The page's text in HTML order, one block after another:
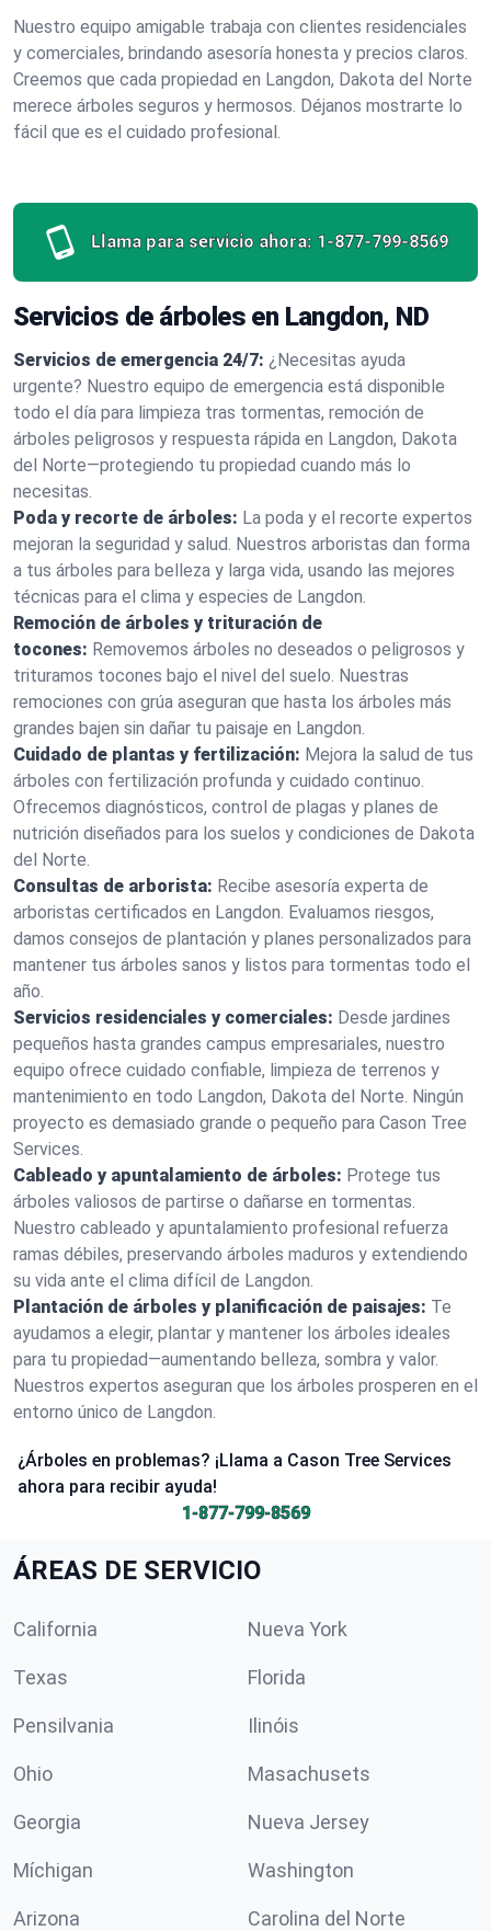
Nuestro equipo amigable trabaja con clientes residenciales
y comerciales, brindando asesoría honesta y precios claros.
Creemos que cada propiedad en Langdon, Dakota del Norte
merece árboles seguros y hermosos. Déjanos mostrarte lo
fácil que es el cuidado profesional.
Llama para servicio ahora: 1-877-799-8569
Servicios de árboles en Langdon, ND
Servicios de emergencia 24/7: ¿Necesitas ayuda
urgente? Nuestro equipo de emergencia está disponible
todo el día para limpieza tras tormentas, remoción de
árboles peligrosos y respuesta rápida en Langdon, Dakota
del Norte—protegiendo tu propiedad cuando más lo
necesitas.
Poda y recorte de árboles: La poda y el recorte expertos
mejoran la seguridad y salud. Nuestros arboristas dan forma
a tus árboles para belleza y larga vida, usando las mejores
técnicas para el clima y especies de Langdon.
Remoción de árboles y trituración de
tocones: Removemos árboles no deseados o peligrosos y
trituramos tocones bajo el nivel del suelo. Nuestras
remociones con grúa aseguran que hasta los árboles más
grandes bajen sin dañar tu paisaje en Langdon.
Cuidado de plantas y fertilización: Mejora la salud de tus
árboles con fertilización profunda y cuidado continuo.
Ofrecemos diagnósticos, control de plagas y planes de
nutrición diseñados para los suelos y condiciones de Dakota
del Norte.
Consultas de arborista: Recibe asesoría experta de
arboristas certificados en Langdon. Evaluamos riesgos,
damos consejos de plantación y planes personalizados para
mantener tus árboles sanos y listos para tormentas todo el
año.
Servicios residenciales y comerciales: Desde jardines
pequeños hasta grandes campus empresariales, nuestro
equipo ofrece cuidado confiable, limpieza de terrenos y
mantenimiento en todo Langdon, Dakota del Norte. Ningún
proyecto es demasiado grande o pequeño para Cason Tree
Services.
Cableado y apuntalamiento de árboles: Protege tus
árboles valiosos de partirse o dañarse en tormentas.
Nuestro cableado y apuntalamiento profesional refuerza
ramas débiles, preservando árboles maduros y extendiendo
su vida ante el clima difícil de Langdon.
Plantación de árboles y planificación de paisajes: Te
ayudamos a elegir, plantar y mantener los árboles ideales
para tu propiedad—aumentando belleza, sombra y valor.
Nuestros expertos aseguran que los árboles prosperen en el
entorno único de Langdon.
¿Árboles en problemas? ¡Llama a Cason Tree Services
ahora para recibir ayuda!
1-877-799-8569
ÁREAS DE SERVICIO
California Nueva York
Texas Florida
Pensilvania Ilinóis
Ohio Masachusets
Georgia Nueva Jersey
Míchigan Washington
Arizona Carolina del Norte